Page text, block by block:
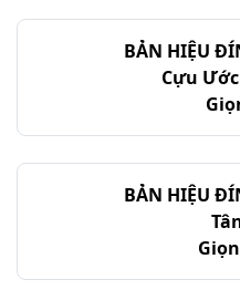
BẢN HIỆU
Cựu
BẢN HIỆU